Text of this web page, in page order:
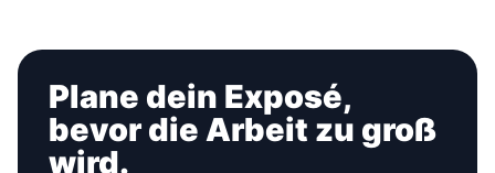
Plane dein Exposé,
bevor die Arbeit zu groß
wird.